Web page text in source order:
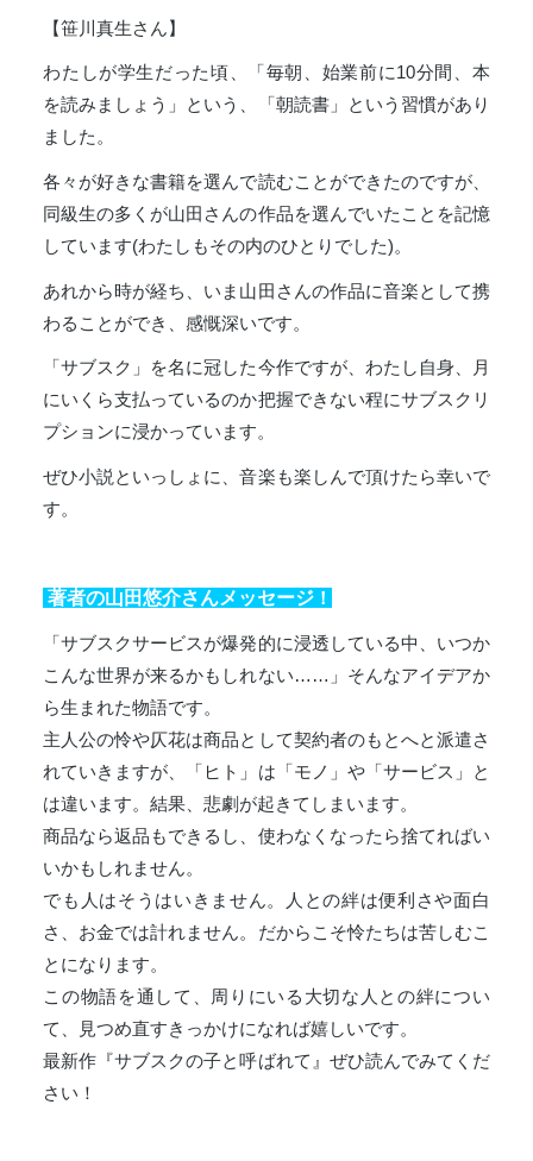
【笹川真生さん】
わたしが学生だった頃、「毎朝、始業前に10分間、本
を読みましょう」という、「朝読書」という習慣があり
ました。
各々が好きな書籍を選んで読むことができたのですが、
同級生の多くが山田さんの作品を選んでいたことを記憶
しています(わたしもその内のひとりでした)。
あれから時が経ち、いま山田さんの作品に音楽として携
わることができ、感慨深いです。
「サブスク」を名に冠した今作ですが、わたし自身、月
にいくら支払っているのか把握できない程にサブスクリ
プションに浸かっています。
ぜひ小説といっしょに、音楽も楽しんで頂けたら幸いで
す。
著者の山田悠介さんメッセージ ！
「サブスクサービスが爆発的に浸透している中、いつか
こんな世界が来るかもしれない……」そんなアイデアか
ら生まれた物語です。
主人公の怜や仄花は商品として契約者のもとへと派遣さ
れていきますが、「ヒト」は「モノ」や「サービス」と
は違います。結果、悲劇が起きてしまいます。
商品なら返品もできるし、使わなくなったら捨てればい
いかもしれません。
でも人はそうはいきません。人との絆は便利さや面白
さ、お金では計れません。だからこそ怜たちは苦しむこ
とになります。
この物語を通して、周りにいる大切な人との絆につい
て、見つめ直すきっかけになれば嬉しいです。
最新作『サブスクの子と呼ばれて』ぜひ読んでみてくだ
さい！